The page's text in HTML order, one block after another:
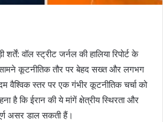
वॉल स्ट्रीट जर्नल की हालिया रिपोर्ट के
कूटनीतिक तौर पर बेहद सख्त और लगभग
वैश्विक स्तर पर एक गंभीर कूटनीतिक चर्चा को
है कि ईरान की ये मांगें क्षेत्रीय स्थिरता और
असर डाल सकती हैं।